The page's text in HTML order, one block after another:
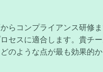
らコンプライアンス研修
セスに適合します。貴チ
のような点が最も効果的